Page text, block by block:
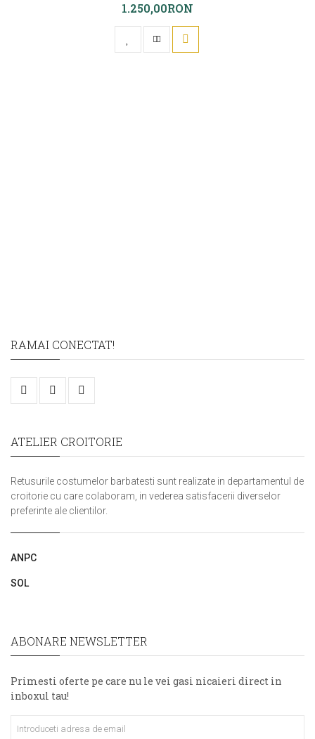
1.250,00RON
RAMAI CONECTAT!
ATELIER CROITORIE
Retusurile costumelor barbatesti sunt realizate in departamentul de
croitorie cu care colaboram, in vederea satisfacerii diverselor
preferinte ale clientilor.
ANPC
SOL
ABONARE NEWSLETTER
Primesti oferte pe care nu le vei gasi nicaieri direct in
inboxul tau!